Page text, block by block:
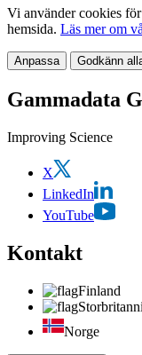
Vi använder cookies
hemsida. Läs mer om
Anpassa Godkänn
Gammadata
Improving Science
X
LinkedIn
YouTube
Kontakt
Finland
Norge